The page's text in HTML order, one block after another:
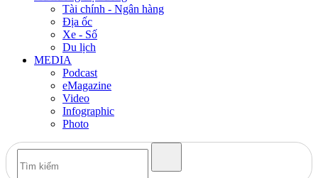
Tài chính - Ngân hàng
Địa ốc
Xe - Số
Du lịch
MEDIA
Podcast
eMagazine
Video
Infographic
Photo